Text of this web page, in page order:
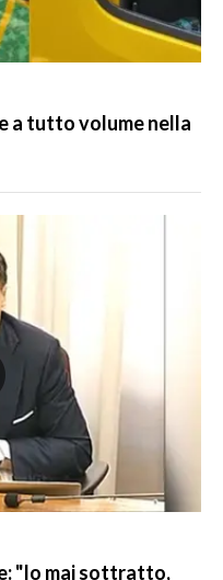
a tutto volume nella
"Io mai sottratto,